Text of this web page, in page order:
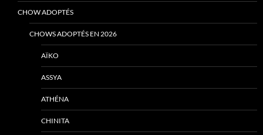
CHOW ADOPTÉS
CHOWS ADOPTÉS EN 2026
AÏKO
ASSYA
ATHÉNA
CHINITA